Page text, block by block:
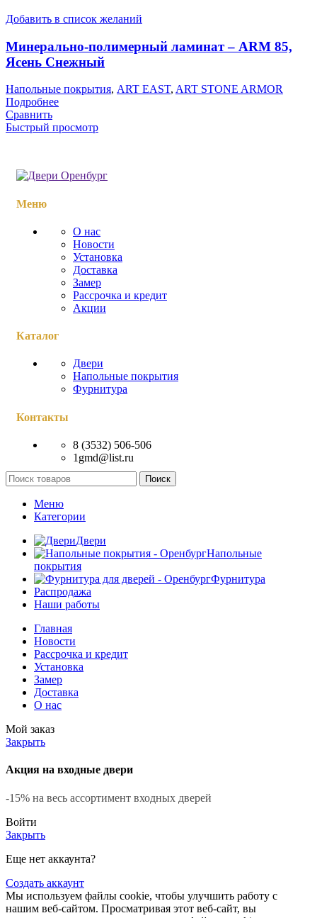
Добавить в список желаний
Минерально-полимерный ламинат – ARM 85,
Ясень Снежный
Напольные покрытия, ART EAST, ART STONE ARMOR
Подробнее
Сравнить
Быстрый просмотр
Меню
О нас
Новости
Установка
Доставка
Замер
Рассрочка и кредит
Акции
Каталог
Двери
Напольные покрытия
Фурнитура
Контакты
8 (3532) 506-506
1gmd@list.ru
Поиск
Меню
Категории
Двери
Напольные
покрытия
Фурнитура
Распродажа
Наши работы
Главная
Новости
Рассрочка и кредит
Установка
Замер
Доставка
О нас
Мой заказ
Закрыть
Акция на входные двери
-15% на весь ассортимент входных дверей
Войти
Закрыть
Еще нет аккаунта?
Создать аккаунт
Мы используем файлы cookie, чтобы улучшить работу с
нашим веб-сайтом. Просматривая этот веб-сайт, вы